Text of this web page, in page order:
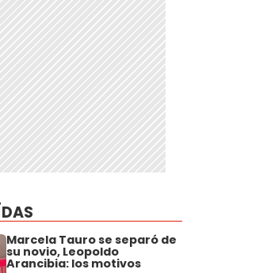
Marcela Tauro se separó de
su novio, Leopoldo
Arancibia: los motivos